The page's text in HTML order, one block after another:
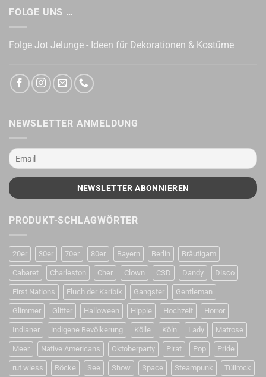
FOLGE UNS …
Folge Jot Jelunge - Ideen für Dekorationen & Kostüme
NEWSLETTER ANMELDUNG
PRODUKT-SCHLAGWÖRTER
20er 30er 70er 80er Bayern Berlin Bräutigam
Cabaret Charleston Cher Clown CSD Dandy Disco
First Nations Fluch der Karibik Gangster Gentleman
Glimmer Glitter Halloween Hippie Hochzeit Horror
Indianer indigene Bevölkerung Kölle Köln Lady Matrose
Meer Native Americans Oktoberparty Pirat Pop Pride
rut wiess Röcke See Show Space Steampunk Tüllrock